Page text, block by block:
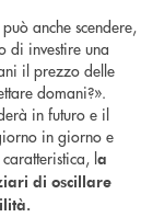
anche scendere,
di investire una
il prezzo delle
domani?».
in futuro e il
in giorno e
la
di oscillare